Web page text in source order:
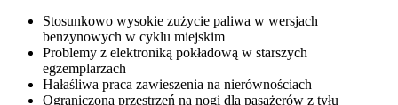
Stosunkowo wysokie zużycie paliwa w wersjach
benzynowych w cyklu miejskim
Problemy z elektroniką pokładową w starszych
egzemplarzach
Hałaśliwa praca zawieszenia na nierównościach
Ograniczona przestrzeń na nogi dla pasażerów z tyłu